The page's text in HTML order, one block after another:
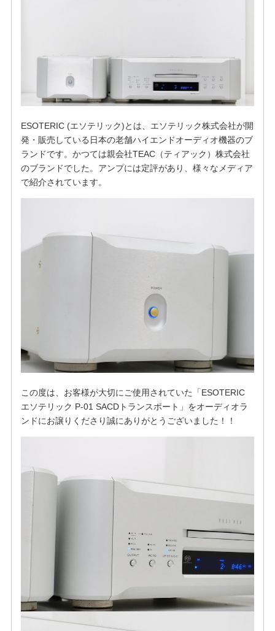
ESOTERIC (エソテリック)とは、エソテリック株式会社が開
発・販売している日本の老舗ハイエンドオーディオ機器のブ
ランドです。かつては親会社TEAC（ティアック）株式会社
のブランドでした。アンプには定評があり、様々なメディア
で紹介されています。
この度は、お客様が大切にご使用されていた「ESOTERIC
エソテリック P-01 SACDトランスポート」をオーディオラ
ンドにお譲りくださり誠にありがとうございました！！